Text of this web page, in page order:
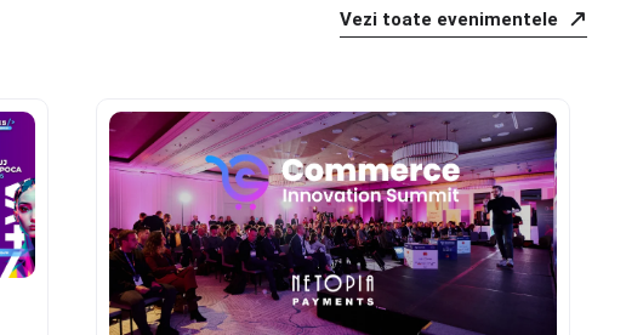
Vezi toate evenimentele